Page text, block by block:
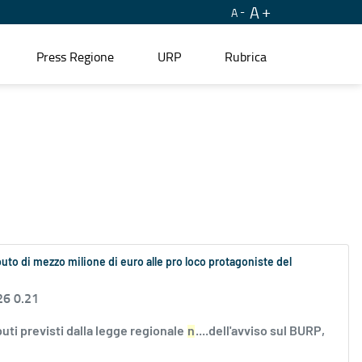
A A
Press Regione URP Rubrica
di mezzo milione di euro alle pro loco protagoniste del
0.21
previsti dalla legge regionale n....dell'avviso sul BURP,